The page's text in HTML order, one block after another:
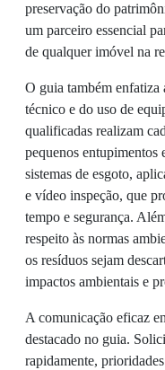
preservação do
um parceiro essencial
de qualquer imóvel na
O guia também
técnico e do uso de
qualificadas realizam
pequenos entupimentos
sistemas de esgoto,
e vídeo inspeção, que
tempo e segurança.
respeito às normas
os resíduos sejam
impactos ambientais e
A comunicação eficaz
destacado no guia.
rapidamente,